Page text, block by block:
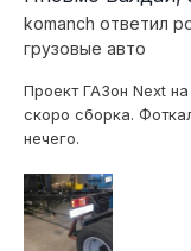
komanch ответил
грузовые авто
Проект ГАЗон Next
скоро сборка.
нечего.